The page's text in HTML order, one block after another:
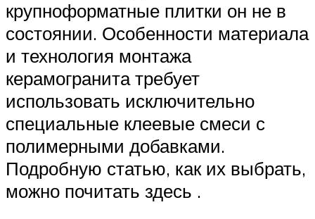
крупноформатные плитки он не в
состоянии. Особенности материала
и технология монтажа
керамогранита требует
использовать исключительно
специальные клеевые смеси с
полимерными добавками.
Подробную статью, как их выбрать,
можно почитать здесь .